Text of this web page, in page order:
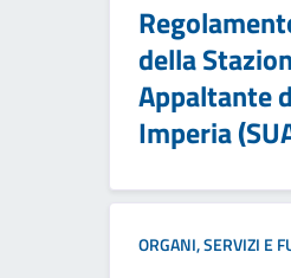
della
Appaltante
Imperia
ORGANI, SERVIZI E